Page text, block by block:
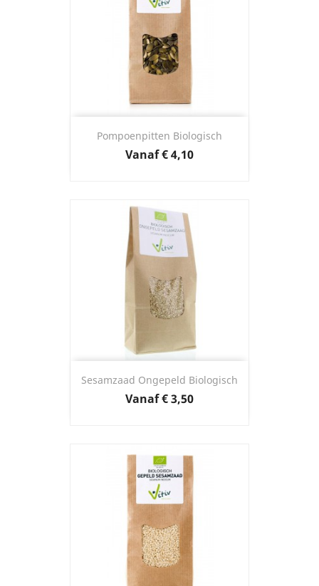
Pompoenpitten Biologisch
VanafPrijs
€ 4,10
Sesamzaad Ongepeld Biologisch
VanafPrijs
€ 3,50